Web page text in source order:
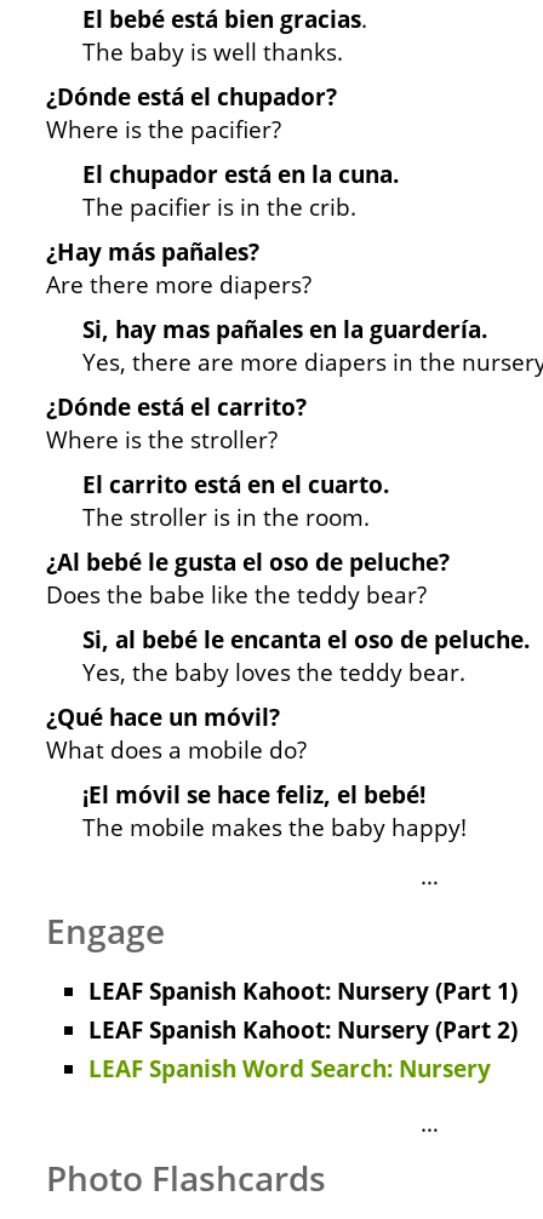
El bebé está bien gracias.
The baby is well thanks.
¿Dónde está el chupador?
Where is the pacifier?
El chupador está en la cuna.
The pacifier is in the crib.
¿Hay más pañales?
Are there more diapers?
Si, hay mas pañales en la guardería.
Yes, there are more diapers in the
¿Dónde está el carrito?
Where is the stroller?
El carrito está en el cuarto.
The stroller is in the room.
¿Al bebé le gusta el oso de peluche?
Does the babe like the teddy bear?
Si, al bebé le encanta el oso de peluche.
Yes, the baby loves the teddy bear.
¿Qué hace un móvil?
What does a mobile do?
¡El móvil se hace feliz, el bebé!
The mobile makes the baby happy!
…
Engage
LEAF Spanish Kahoot: Nursery (Part 1)
LEAF Spanish Kahoot: Nursery (Part 2)
LEAF Spanish Word Search: Nursery
…
Photo Flashcards